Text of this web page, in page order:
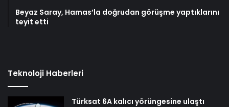
Beyaz Saray, Hamas’la doğrudan görüşme yaptıklarını
teyit etti
Teknoloji Haberleri
Türksat 6A kalıcı yörüngesine ulaştı